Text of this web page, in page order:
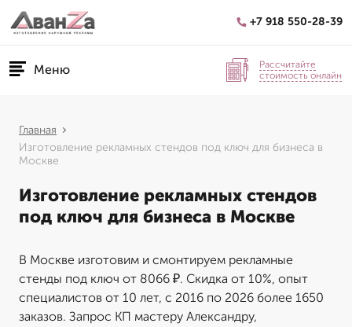
+7 918 550-28-39
Меню
Рассчитайте
стоимость онлайн
Главная
Изготовление рекламных стендов под ключ для бизнеса в
Москве
Изготовление рекламных стендов
под ключ для бизнеса в Москве
В Москве изготовим и смонтируем рекламные
стенды под ключ от 8066 ₽. Скидка от 10%, опыт
специалистов от 10 лет, с 2016 по 2026 более 1650
заказов. Запрос КП мастеру Александру,